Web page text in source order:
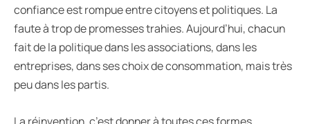
confiance est rompue entre citoyens et politiques. La
faute à trop de promesses trahies. Aujourd’hui, chacun
fait de la politique dans les associations, dans les
entreprises, dans ses choix de consommation, mais très
peu dans les partis.